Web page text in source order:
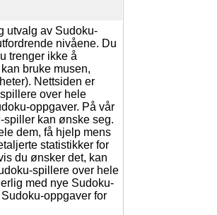
utvalg av Sudoku-
nivåene. Du
trenger ikke å
bruke musen,
Nettsiden er
over hele
oppgaver. På vår
spiller kan ønske seg.
dem, få hjelp mens
statistikker for
du ønsker det, kan
spillere over hele
med nye Sudoku-
oppgaver for